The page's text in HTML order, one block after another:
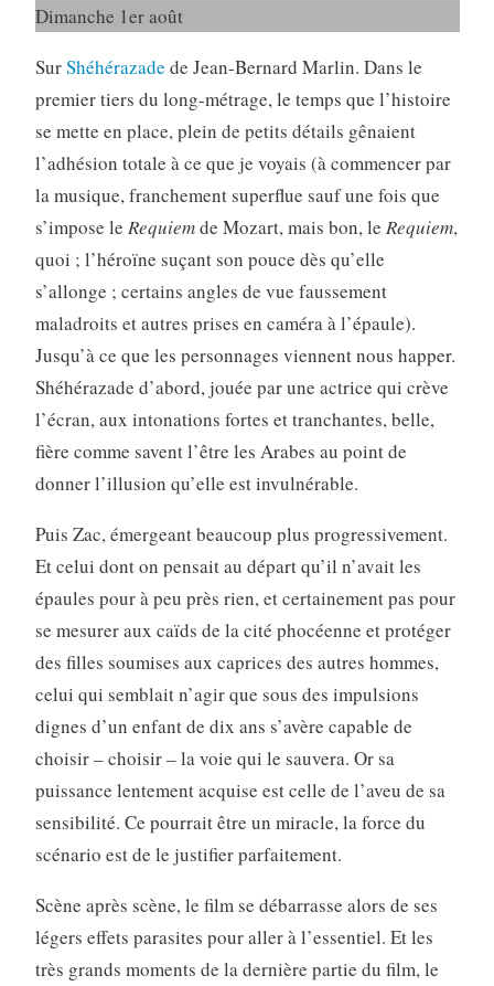
Dimanche 1er août
SurShéhérazade de Jean-Bernard Marlin. Dans le
premier tiers du long-métrage, le temps que l’histoire
se mette en place, plein de petits détails gênaient
l’adhésion totale à ce que je voyais (à commencer par
la musique, franchement superflue sauf une fois que
s’impose le Requiemde Mozart, mais bon, le Requiem,
quoi ; l’héroïne suçant son pouce dès qu’elle
s’allonge ; certains angles de vue faussement
maladroits et autres prises en caméra à l’épaule).
Jusqu’à ce que les personnages viennent nous happer.
Shéhérazade d’abord, jouée par une actrice qui crève
l’écran, aux intonations fortes et tranchantes, belle,
fière comme savent l’être les Arabes au point de
donner l’illusion qu’elle est invulnérable.
Puis Zac, émergeant beaucoup plus progressivement.
Et celui dont on pensait au départ qu’il n’avait les
épaules pour à peu près rien, et certainement pas pour
se mesurer aux caïds de la cité phocéenne et protéger
des filles soumises aux caprices des autres hommes,
celui qui semblait n’agir que sous des impulsions
dignes d’un enfant de dix ans s’avère capable de
choisir – choisir – la voie qui le sauvera. Or sa
puissance lentement acquise est celle de l’aveu de sa
sensibilité. Ce pourrait être un miracle, la force du
scénario est de le justifier parfaitement.
Scène après scène, le film se débarrasse alors de ses
légers effets parasites pour aller à l’essentiel. Et les
très grands moments de la dernière partie du film, le